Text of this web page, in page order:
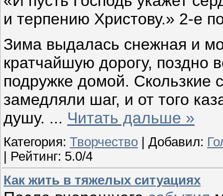
и терпению Христову.» 2-е
Зима выдалась снежная и
кратчайшую дорогу, поздно
подружке домой. Скользкие
замедляли шаг, и от того
душу. ... Читать дальше »
Категория: Творчество | Добавил:
| Рейтинг: 5.0/4
Как жить в тяжелых ситуациях